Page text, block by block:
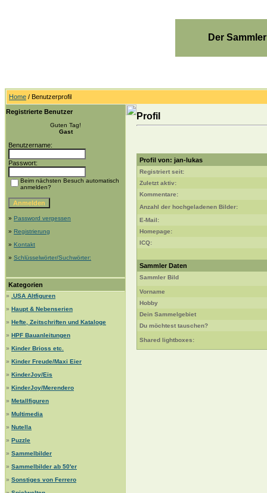
Der
Home / Benutzerprofil
Registrierte Benutzer
Guten Tag!
Gast
Benutzername:
Passwort:
Beim nächsten Besuch automatisch
anmelden?
» Password vergessen
» Registrierung
» Kontakt
» Schlüsselwörter/Suchwörter:
Kategorien
»
.USA Altfiguren
» Haupt & Nebenserien
» Hefte, Zeitschriften und Kataloge
» HPF Bauanleitungen
» Kinder Brioss etc.
» Kinder Freude/Maxi Eier
» KinderJoy/Eis
» KinderJoy/Merendero
» Metallfiguren
» Multimedia
» Nutella
» Puzzle
» Sammelbilder
» Sammelbilder ab 50'er
» Sonstiges von Ferrero
Profil
Profil von: jan-lukas
Registriert seit:
Zuletzt aktiv:
Kommentare:
Anzahl der hochgeladenen Bilder:
E-Mail:
Homepage:
ICQ:
Sammler Daten
Sammler Bild
Vorname
Hobby
Dein Sammelgebiet
Du möchtest tauschen?
Shared lightboxes: